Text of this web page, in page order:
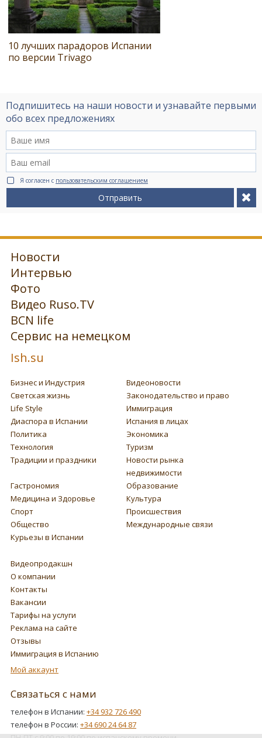
10 лучших парадоров Испании
по версии Trivago
Подпишитесь на наши новости и узнавайте первыми
обо всех предложениях
Я согласен с пользовательским соглашением
Отправить
Новости
Интервью
Фото
Видео Ruso.TV
BCN life
Сервис на немецком
Ish.su
Бизнес и Индустрия
Видеоновости
Светская жизнь
Законодательство и право
Life Style
Иммиграция
Диаспора в Испании
Испания в лицах
Политика
Экономика
Технология
Туризм
Традиции и праздники
Новости рынка
недвижимости
Гастрономия
Образование
Медицина и Здоровье
Культура
Спорт
Происшествия
Общество
Международные связи
Курьезы в Испании
Видеопродакшн
О компании
Контакты
Вакансии
Тарифы на услуги
Реклама на сайте
Отзывы
Иммиграция в Испанию
Мой аккаунт
Связаться с нами
телефон в Испании: +34 932 726 490
телефон в России: +34 690 24 64 87